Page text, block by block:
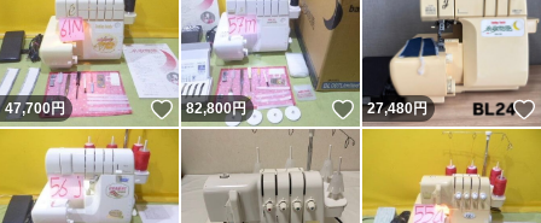
47,700円 いいね！
82,800円 いいね！
27,480円